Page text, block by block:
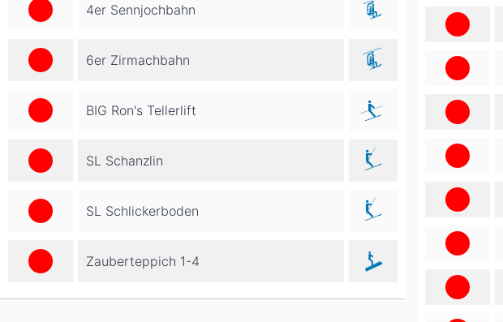
4er Sennjochbahn
6er Zirmachbahn
BIG Ron's Tellerlift
SL Schanzlin
SL Schlickerboden
Zauberteppich 1-4